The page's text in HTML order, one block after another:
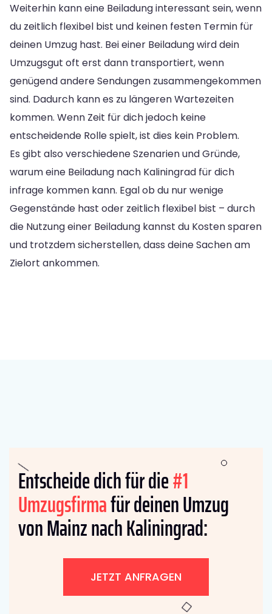
Weiterhin kann eine Beiladung interessant sein, wenn
du zeitlich flexibel bist und keinen festen Termin für
deinen Umzug hast. Bei einer Beiladung wird dein
Umzugsgut oft erst dann transportiert, wenn
genügend andere Sendungen zusammengekommen
sind. Dadurch kann es zu längeren Wartezeiten
kommen. Wenn Zeit für dich jedoch keine
entscheidende Rolle spielt, ist dies kein Problem.
Es gibt also verschiedene Szenarien und Gründe,
warum eine Beiladung nach Kaliningrad für dich
infrage kommen kann. Egal ob du nur wenige
Gegenstände hast oder zeitlich flexibel bist – durch
die Nutzung einer Beiladung kannst du Kosten sparen
und trotzdem sicherstellen, dass deine Sachen am
Zielort ankommen.
Entscheide dich für die#1
Umzugsfirmafür deinen Umzug
von Mainz nach Kaliningrad:
JETZT ANFRAGEN